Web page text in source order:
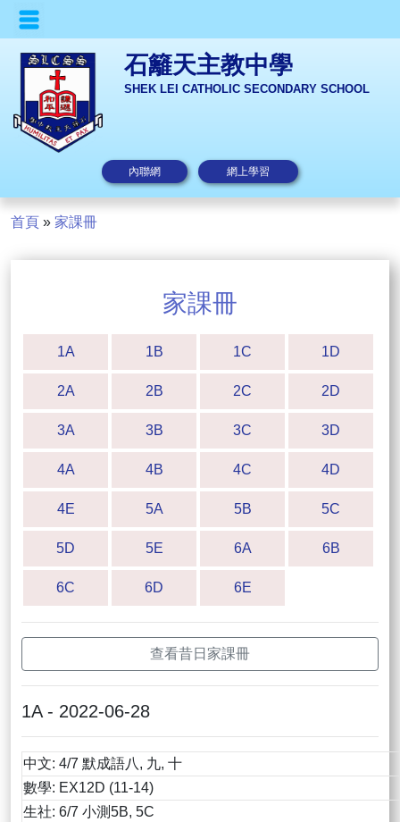
石籬天主教中學
SHEK LEI CATHOLIC SECONDARY SCHOOL
內聯網 網上學習
首頁 » 家課冊
家課冊
1A 1B 1C 1D
2A 2B 2C 2D
3A 3B 3C 3D
4A 4B 4C 4D
4E 5A 5B 5C
5D 5E 6A 6B
6C 6D 6E
查看昔日家課冊
1A - 2022-06-28
中文: 4/7 默成語八, 九, 十
數學: EX12D (11-14)
生社: 6/7 小測5B, 5C